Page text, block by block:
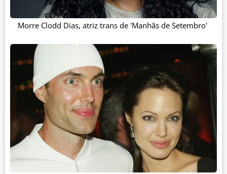
Morre Clodd Dias, atriz trans de 'Manhãs de Setembro'